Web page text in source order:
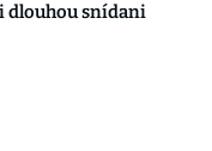
dlouhou snídani